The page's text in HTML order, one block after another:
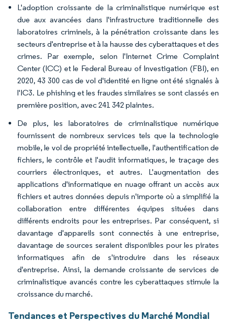
L'adoption croissante de la criminalistique numérique est
due aux avancées dans l'infrastructure traditionnelle des
laboratoires criminels, à la pénétration croissante dans les
secteurs d'entreprise et à la hausse des cyberattaques et des
crimes. Par exemple, selon l'Internet Crime Complaint
Center (ICC) et le Federal Bureau of Investigation (FBI), en
2020, 43 300 cas de vol d'identité en ligne ont été signalés à
l'IC3. Le phishing et les fraudes similaires se sont classés en
première position, avec 241 342 plaintes.
De plus, les laboratoires de criminalistique numérique
fournissent de nombreux services tels que la technologie
mobile, le vol de propriété intellectuelle, l'authentification de
fichiers, le contrôle et l'audit informatiques, le traçage des
courriers électroniques, et autres. L'augmentation des
applications d'informatique en nuage offrant un accès aux
fichiers et autres données depuis n'importe où a simplifié la
collaboration entre différentes équipes situées dans
différents endroits pour les entreprises. Par conséquent, si
davantage d'appareils sont connectés à une entreprise,
davantage de sources seraient disponibles pour les pirates
informatiques afin de s'introduire dans les réseaux
d'entreprise. Ainsi, la demande croissante de services de
criminalistique avancés contre les cyberattaques stimule la
croissance du marché.
Tendances et Perspectives du Marché Mondial